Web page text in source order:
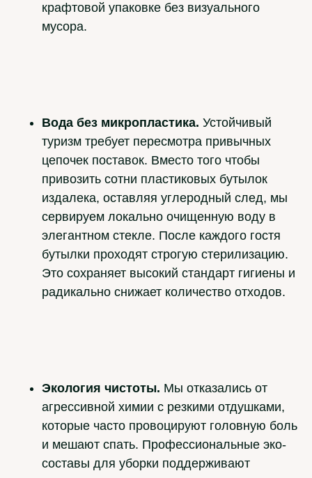
крафтовой упаковке без визуального
мусора.
Вода без микропластика. Устойчивый
туризм требует пересмотра привычных
цепочек поставок. Вместо того чтобы
привозить сотни пластиковых бутылок
издалека, оставляя углеродный след, мы
сервируем локально очищенную воду в
элегантном стекле. После каждого гостя
бутылки проходят строгую стерилизацию.
Это сохраняет высокий стандарт гигиены и
радикально снижает количество отходов.
Экология чистоты. Мы отказались от
агрессивной химии с резкими отдушками,
которые часто провоцируют головную боль
и мешают спать. Профессиональные эко-
составы для уборки поддерживают